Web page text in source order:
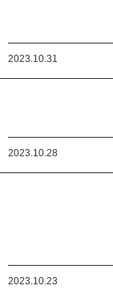
2023.10.31
2023.10.28
2023.10.23